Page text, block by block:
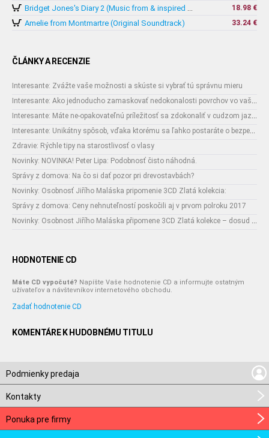
Bridget Jones's Diary 2 (Music from & inspired by The Motion Picture)
18.98 €
Amelie from Montmartre (Original Soundtrack) 33.24 €
ČLÁNKY A RECENZIE
Interesante: Zvážte vaše možnosti a skúste si vybrať tú správnu mieru
Interesante: Ako jednoducho zamaskovať nedokonalosti povrchov vo vašom interiéri
Interesante: Máte ne-opakovateľnú príležitosť sa zdokonaliť v cudzom jazyku
Interesante: Unikátny spôsob, vďaka ktorému sa ľahko postaráte o bezpečnosť vašich zásielok
Zdravie: Rýchle tipy na starostlivosť o vlasy
Novinky: NOVINKA! Peter Lipa: Podobnosť čisto náhodná.
Správy z domova: Na čo si dať pozor pri drevostavbách?
Novinky: Osobnosť Jiřího Maláska pripomenie 3CD Zlatá kolekcia:
Správy z domova: Ceny nehnuteľností poskočili aj v prvom polroku 2017
Novinky: Osobnost Jiřího Maláska připomene 3CD Zlatá kolekce – dosud nejobsáhlejší soubor nahrávek legendárního umělce!
HODNOTENIE CD
Máte CD vypočuté? Napíšte Vaše hodnotenie CD a informujte ostatným
užívateľov a návštevníkov internetového obchodu.
Zadať hodnotenie CD
KOMENTÁRE K HUDOBNÉMU TITULU
Podmienky predaja
Kontakty
Ponuka pre firmy